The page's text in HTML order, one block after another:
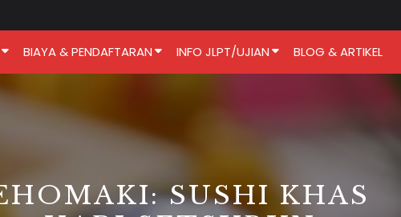
BIAYA & PENDAFTARAN INFO JLPT/UJIAN BLOG & ARTIKEL
SUSHI KHAS